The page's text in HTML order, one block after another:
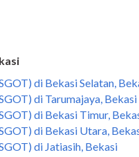
di Bekasi Selatan,
di Tarumajaya, Bekasi
di Bekasi Timur,
di Bekasi Utara,
di Jatiasih, Bekasi